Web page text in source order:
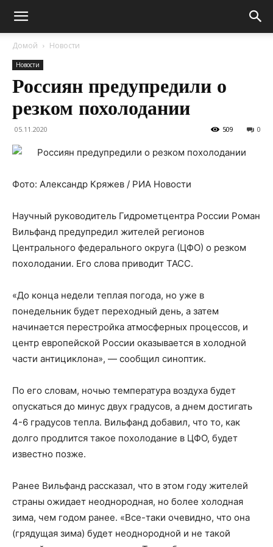
Домой Новости
Новости
Россиян предупредили о
резком похолодании
05.11.2020 0
509
Фото: Александр Кряжев / РИА Новости
Научный руководитель Гидрометцентра России Роман
Вильфанд предупредил жителей регионов
Центрального федерального округа (ЦФО) о резком
похолодании. Его слова приводит ТАСС.
«До конца недели теплая погода, но уже в
понедельник будет переходный день, а затем
начинается перестройка атмосферных процессов, и
центр европейской России оказывается в холодной
части антициклона», — сообщил синоптик.
По его словам, ночью температура воздуха будет
опускаться до минус двух градусов, а днем достигать
4-6 градусов тепла. Вильфанд добавил, что то, как
долго продлится такое похолодание в ЦФО, будет
известно позже.
Ранее Вильфанд рассказал, что в этом году жителей
страны ожидает неоднородная, но более холодная
зима, чем годом ранее. «Все-таки очевидно, что она
(грядущая зима) будет неоднородной и не такой